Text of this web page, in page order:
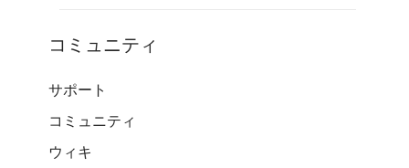
コミュニティ
サポート
コミュニティ
ウィキ